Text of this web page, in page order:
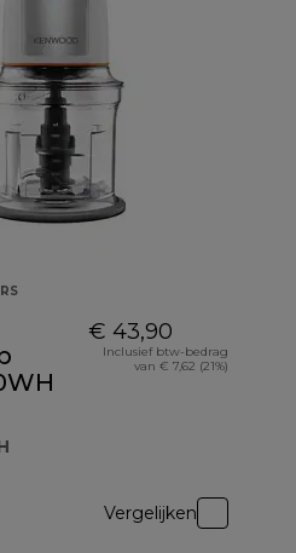
€ 43,90
Inclusief btw-bedrag
van € 7,62 (21%)
Vergelijken